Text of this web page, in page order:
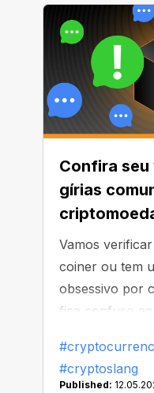
Confira seu
gírias
Vamos
coiner ou tem
obsessivo por
fica confuso
durante sua
certeza de que
#cryptoslang
Published: